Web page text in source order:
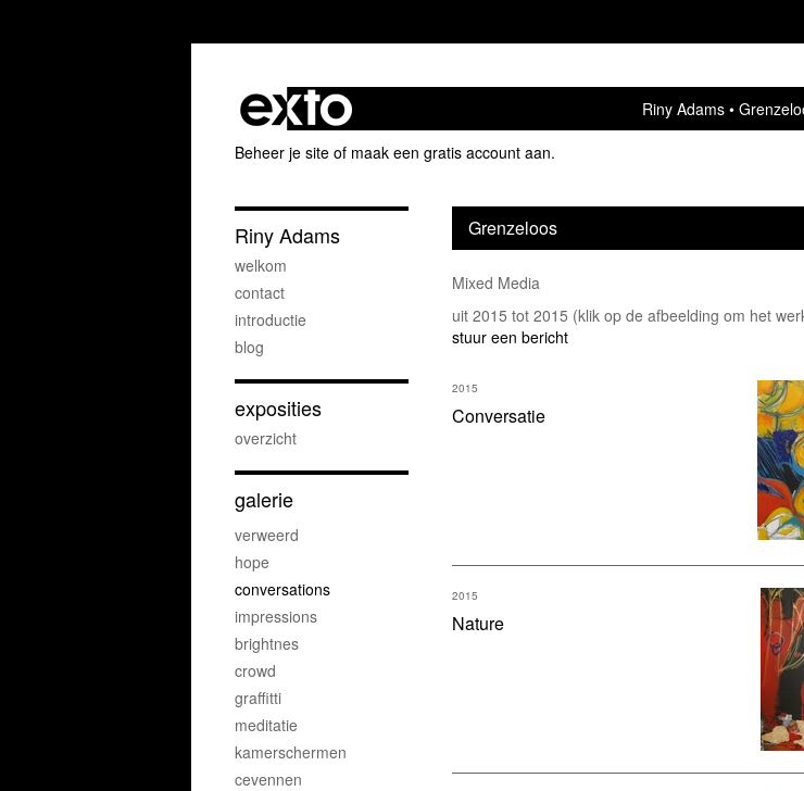
Riny Adams
Beheer je site of maak een gratis account aan.
Grenzeloos
Mixed Media
uit 2015 tot 2015 (klik op de afbeelding om het
stuur een bericht
Conversatie
2015
Nature
2015
Riny Adams
welkom
contact
introductie
blog
exposities
overzicht
galerie
verweerd
hope
conversations
impressions
brightnes
crowd
graffitti
meditatie
kamerschermen
cevennen